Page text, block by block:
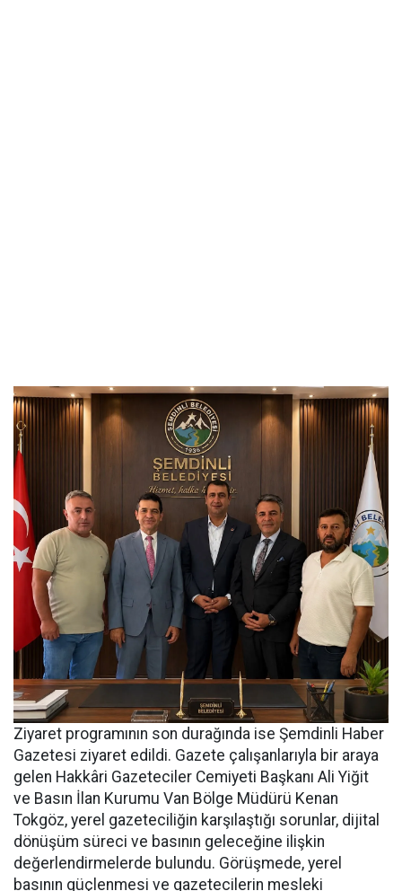
Ziyaret programının son durağında ise Şemdinli Haber
Gazetesi ziyaret edildi. Gazete çalışanlarıyla bir araya
gelen Hakkâri Gazeteciler Cemiyeti Başkanı Ali Yiğit
ve Basın İlan Kurumu Van Bölge Müdürü Kenan
Tokgöz, yerel gazeteciliğin karşılaştığı sorunlar, dijital
dönüşüm süreci ve basının geleceğine ilişkin
değerlendirmelerde bulundu. Görüşmede, yerel
basının güçlenmesi ve gazetecilerin mesleki